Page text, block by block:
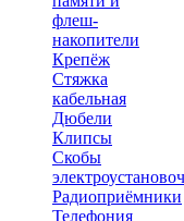
флеш-
накопители
Крепёж
Стяжка
кабельная
Дюбели
Клипсы
Скобы
Радиоприёмники
Телефония